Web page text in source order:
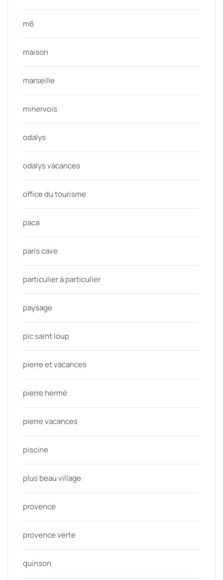
m6
maison
marseille
minervois
odalys
odalys vacances
office du tourisme
paca
paris cave
particulier à particulier
paysage
pic saint loup
pierre et vacances
pierre hermé
pierre vacances
piscine
plus beau village
provence
provence verte
quinson